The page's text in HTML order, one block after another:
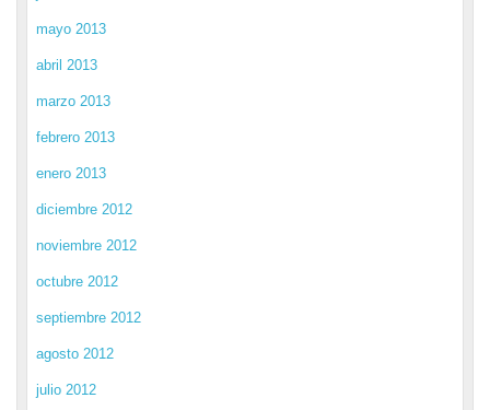
mayo 2013
abril 2013
marzo 2013
febrero 2013
enero 2013
diciembre 2012
noviembre 2012
octubre 2012
septiembre 2012
agosto 2012
julio 2012